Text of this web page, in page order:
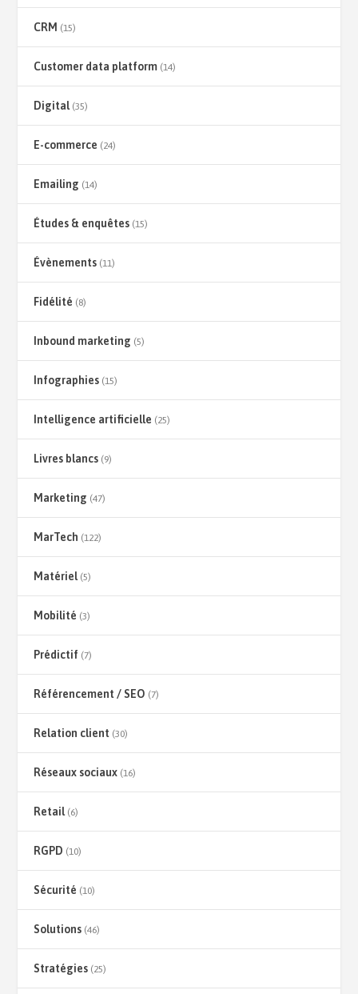
CRM (15)
Customer data platform (14)
Digital (35)
E-commerce (24)
Emailing (14)
Études & enquêtes (15)
Évènements (11)
Fidélité (8)
Inbound marketing (5)
Infographies (15)
Intelligence artificielle (25)
Livres blancs (9)
Marketing (47)
MarTech (122)
Matériel (5)
Mobilité (3)
Prédictif (7)
Référencement / SEO (7)
Relation client (30)
Réseaux sociaux (16)
Retail (6)
RGPD (10)
Sécurité (10)
Solutions (46)
Stratégies (25)